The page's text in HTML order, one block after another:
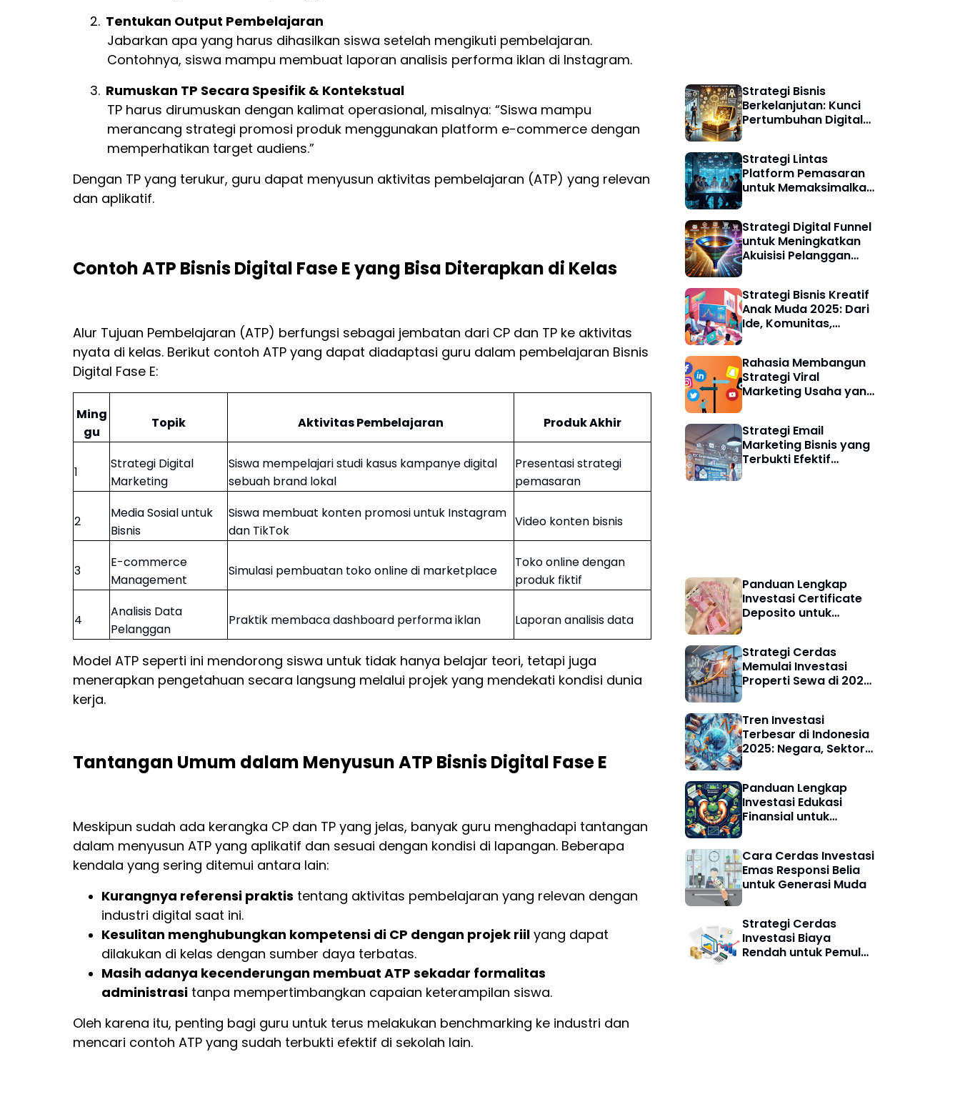
2. Tentukan Output Pembelajaran
Jabarkan apa yang harus dihasilkan siswa setelah mengikuti pembelajaran.
Contohnya, siswa mampu membuat laporan analisis performa iklan di Instagram.
3. Rumuskan TP Secara Spesifik & Kontekstual
TP harus dirumuskan dengan kalimat operasional, misalnya: “Siswa mampu
merancang strategi promosi produk menggunakan platform e-commerce dengan
memperhatikan target audiens.”
Dengan TP yang terukur, guru dapat menyusun aktivitas pembelajaran (ATP) yang relevan
dan aplikatif.
Contoh ATP Bisnis Digital Fase E yang Bisa Diterapkan di Kelas
Alur Tujuan Pembelajaran (ATP) berfungsi sebagai jembatan dari CP dan TP ke aktivitas
nyata di kelas. Berikut contoh ATP yang dapat diadaptasi guru dalam pembelajaran Bisnis
Digital Fase E:
Ming
gu
Topik Aktivitas Pembelajaran Produk Akhir
1
Strategi Digital
Marketing
Siswa mempelajari studi kasus kampanye digital
sebuah brand lokal
Presentasi strategi
pemasaran
2
Media Sosial untuk
Bisnis
Siswa membuat konten promosi untuk Instagram
dan TikTok
Video konten bisnis
3
E-commerce
Management
Simulasi pembuatan toko online di marketplace
Toko online dengan
produk fiktif
4
Analisis Data
Pelanggan
Praktik membaca dashboard performa iklan Laporan analisis data
Model ATP seperti ini mendorong siswa untuk tidak hanya belajar teori, tetapi juga
menerapkan pengetahuan secara langsung melalui projek yang mendekati kondisi dunia
kerja.
Tantangan Umum dalam Menyusun ATP Bisnis Digital Fase E
Meskipun sudah ada kerangka CP dan TP yang jelas, banyak guru menghadapi tantangan
dalam menyusun ATP yang aplikatif dan sesuai dengan kondisi di lapangan. Beberapa
kendala yang sering ditemui antara lain:
Kurangnya referensi praktis tentang aktivitas pembelajaran yang relevan dengan
industri digital saat ini.
Kesulitan menghubungkan kompetensi di CP dengan projek riil yang dapat
dilakukan di kelas dengan sumber daya terbatas.
Masih adanya kecenderungan membuat ATP sekadar formalitas
administrasi tanpa mempertimbangkan capaian keterampilan siswa.
Oleh karena itu, penting bagi guru untuk terus melakukan benchmarking ke industri dan
mencari contoh ATP yang sudah terbukti efektif di sekolah lain.
Strategi Bisnis
Berkelanjutan: Kunci
Pertumbuhan Digital
Strategi Lintas
Platform Pemasaran
untuk Memaksimalkan
Strategi Digital Funnel
untuk Meningkatkan
Akuisisi Pelanggan
Strategi Bisnis Kreatif
Anak Muda 2025: Dari
Ide, Komunitas,
Rahasia Membangun
Strategi Viral
Marketing Usaha yang
Strategi Email
Marketing Bisnis yang
Terbukti Efektif
Panduan Lengkap
Investasi Certificate
Deposito untuk
Keuangan Digital
Strategi Cerdas
Memulai Investasi
Properti Sewa di 2025:
Tren Investasi
Terbesar di Indonesia
2025: Negara, Sektor,
Panduan Lengkap
Investasi Edukasi
Finansial untuk
Cara Cerdas Investasi
Emas Responsi Belia
untuk Generasi Muda
Strategi Cerdas
Investasi Biaya
Rendah untuk Pemula: